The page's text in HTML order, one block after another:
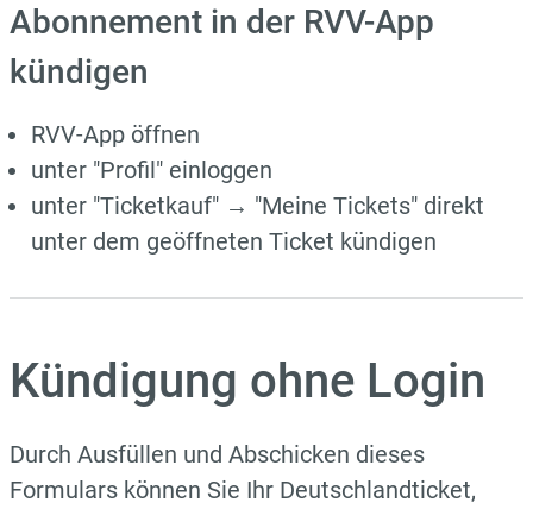
Abonnement in der RVV-App
kündigen
RVV-App öffnen
unter "Profil" einloggen
unter "Ticketkauf" → "Meine Tickets" direkt
unter dem geöffneten Ticket kündigen
Kündigung ohne Login
Durch Ausfüllen und Abschicken dieses
Formulars können Sie Ihr Deutschlandticket,